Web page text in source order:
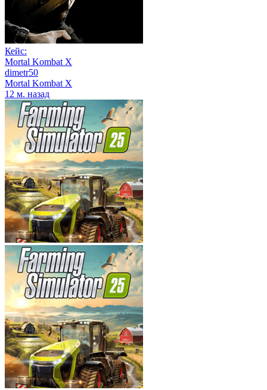
Кейс:
Mortal Kombat X
dimetr50
Mortal Kombat X
12 м. назад